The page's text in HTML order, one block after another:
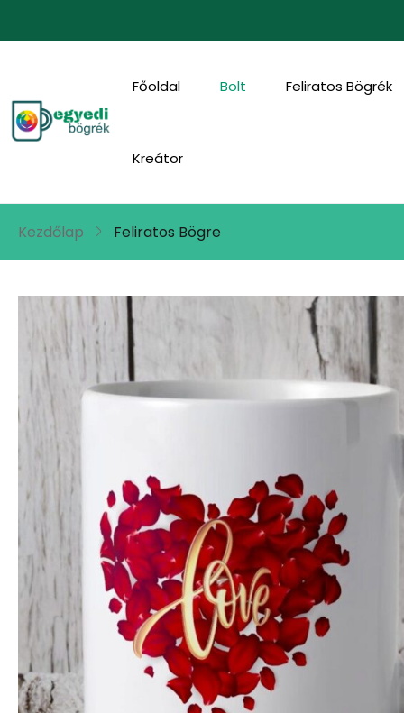
Főoldal Bolt Feliratos Bögrék
Kreátor
Kezdőlap Feliratos Bögre